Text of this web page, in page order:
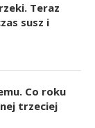
Teraz
susz i
Co roku
trzeciej